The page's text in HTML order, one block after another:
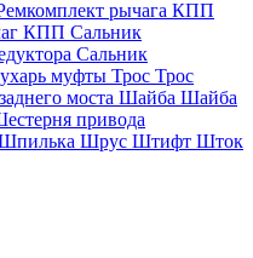
рычага КПП
КПП Сальник
Сальник
муфты Трос Трос
моста Шайба Шайба
привода
Шрус Штифт Шток